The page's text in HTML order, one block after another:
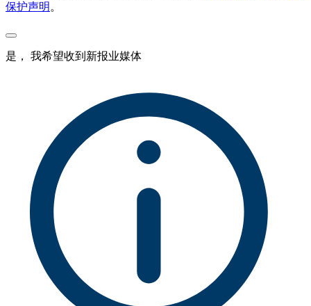
保护声明 。
是， 我希望收到新报业媒体